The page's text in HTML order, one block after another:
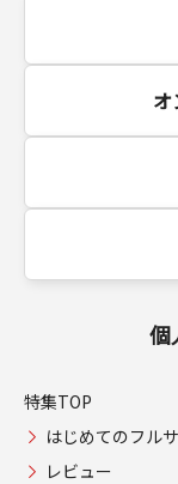
個
特集TOP
はじめてのフル
レビュー